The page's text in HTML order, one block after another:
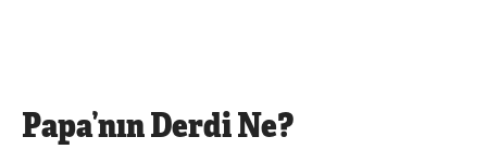
Papa’nın Derdi Ne?